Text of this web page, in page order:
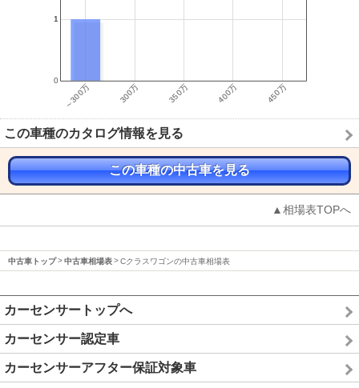
この車種のカタログ情報を見る
この車種の中古車を見る
▲相場表TOPへ
中古車トップ 中古車相場表 Cクラスワゴンの中古車相場表
カーセンサートップへ
カーセンサー認定車
カーセンサーアフター保証対象車